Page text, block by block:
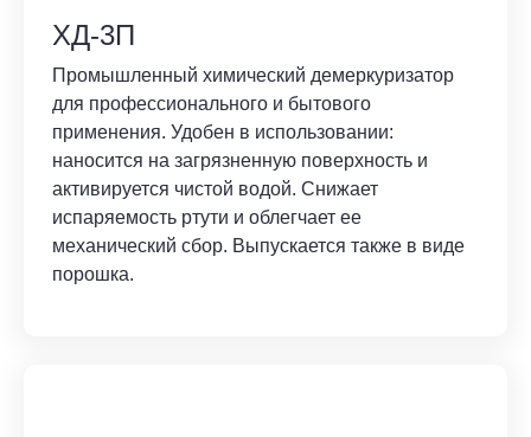
ХД-3П
Промышленный химический демеркуризатор
для профессионального и бытового
применения. Удобен в использовании:
наносится на загрязненную поверхность и
активируется чистой водой. Снижает
испаряемость ртути и облегчает ее
механический сбор. Выпускается также в виде
порошка.